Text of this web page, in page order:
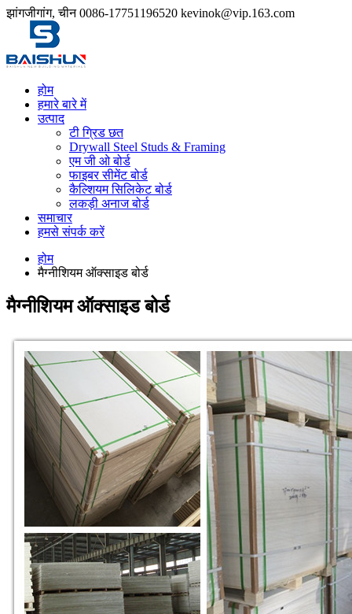
झांगजीगांग, चीन 0086-17751196520 kevinok@vip.163.com
होम
हमारे बारे में
उत्पाद
टी ग्रिड छत
Drywall Steel Studs & Framing
एम जी ओ बोर्ड
फाइबर सीमेंट बोर्ड
कैल्शियम सिलिकेट बोर्ड
लकड़ी अनाज बोर्ड
समाचार
हमसे संपर्क करें
होम
मैग्नीशियम ऑक्साइड बोर्ड
मैग्नीशियम ऑक्साइड बोर्ड